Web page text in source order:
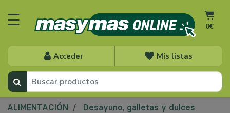
Acceder Mis listas
0€
☰
ALIMENTACIÓN Desayuno, galletas y dulces